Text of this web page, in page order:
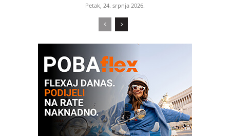
Petak, 24. srpnja 2026.